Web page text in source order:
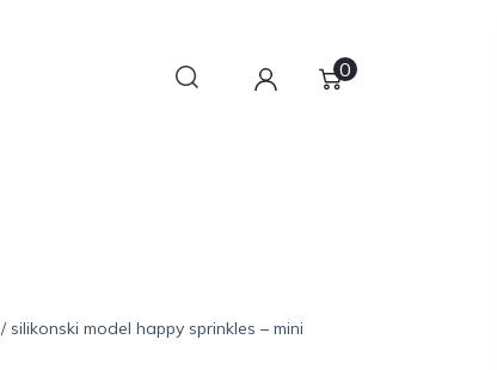
0
/ silikonski model happy sprinkles – mini